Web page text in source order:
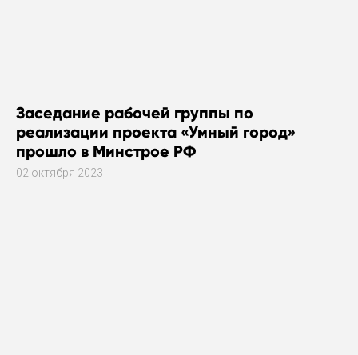
Заседание рабочей группы по
реализации проекта «Умный город»
прошло в Минстрое РФ
02 октября 2023